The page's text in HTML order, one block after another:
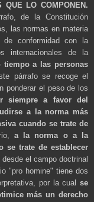
QUE LO COMPONEN.
de la Constitución
las normas en materia
de conformidad con la
internacionales de la
tiempo a las personas
párrafo se recoge el
ponderar el peso de los
siempre a favor del
a la norma más
cuando se trate de
a la norma o a la
se trate de establecer
el campo doctrinal
"pro homine" tiene dos
por la cual se
más un derecho